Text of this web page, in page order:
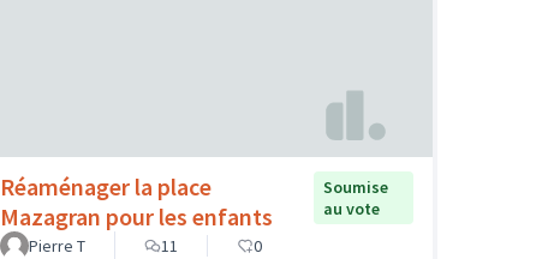
Réaménager la place
Mazagran pour les enfants
Soumise
au vote
Pierre T
11 0